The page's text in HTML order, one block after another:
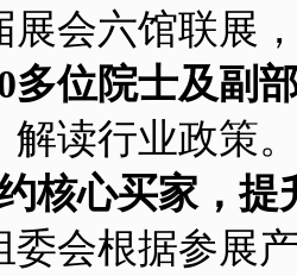
展会六馆联展
多位院士及副
解读行业政策
核心买家，提
委会根据参展